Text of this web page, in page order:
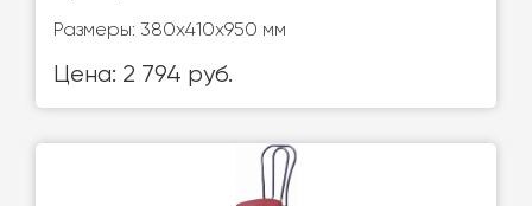
Размеры: 380x410x950 мм
Цена: 2 794 руб.